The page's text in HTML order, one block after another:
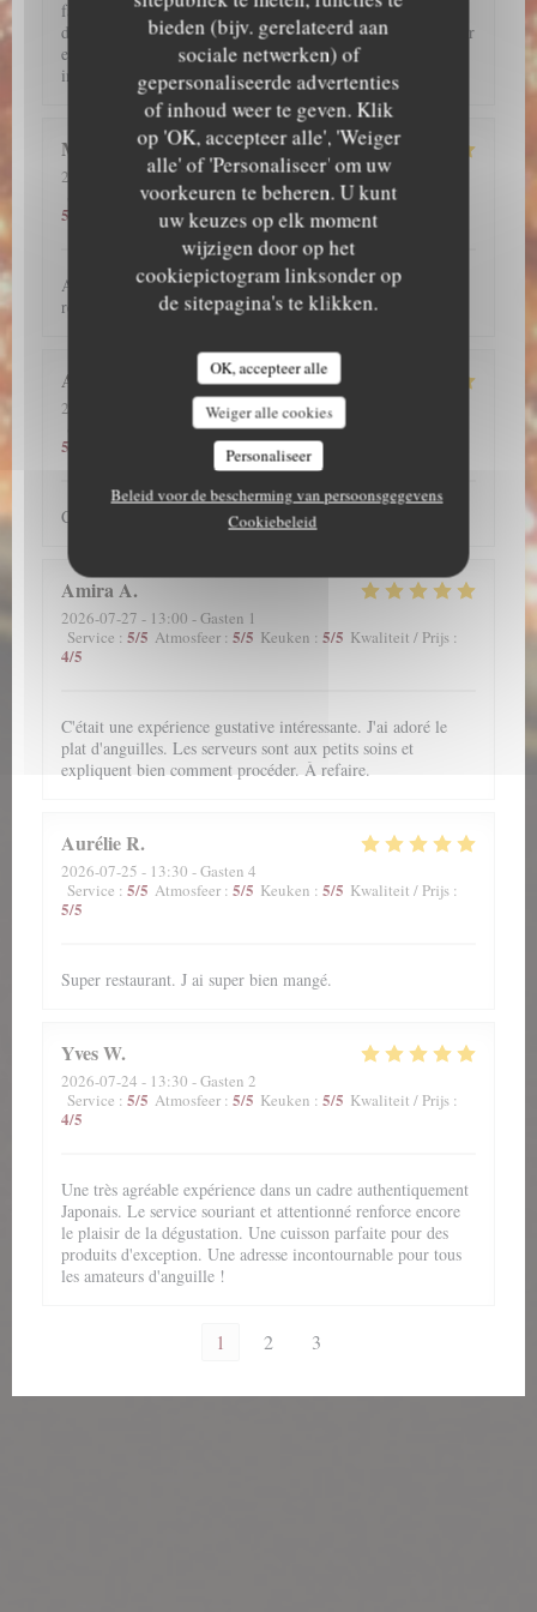
bieden (bijv. gerelateerd aan
sociale netwerken) of
gepersonaliseerde advertenties
of inhoud weer te geven. Klik
op 'OK, accepteer alle', 'Weiger
alle' of 'Personaliseer' om uw
voorkeuren te beheren. U kunt
uw keuzes op elk moment
wijzigen door op het
cookiepictogram linksonder op
de sitepagina's te klikken.
OK, accepteer alle
Weiger alle cookies
Personaliseer
Beleid voor de bescherming van persoonsgegevens
Cookiebeleid
fallait absolument que je teste ce restaurant et je ne suis pas
déçu !!! J'ai hâte d'y retourner !! Par ailleurs, j'ai pu réserver
en ligne. L'accueil et le service de l'ensemble de l'équipe est
impeccable !!
Megane A
2026-07-28
- 19:30 - Gasten 2
/5 Atmosfeer:5 /5 Keuken:5/5 Kwaliteit / Prijs
5
Accueil souriant. Service parfait. Plats excellents. Je
recommande vivement.
Atsuko
2026-07-24
- 19:00 - Gasten 2
Atmosfeer:5/5 Keuken:5/5
5
C'est le meilleur restaurant japonais de Paris.
AmiraA
2026-07-27 - 13:00 - Gasten 1
Service : 5/5 Atmosfeer : 5/5 Keuken : 5/5 Kwaliteit / Prijs :
4/5
C'était une expérience gustative intéressante. J'ai adoré le
plat d'anguilles. Les serveurs sont aux petits soins et
expliquent bien comment procéder. À refaire.
AurélieR
2026-07-25 - 13:30 - Gasten 4
Service : 5/5 Atmosfeer : 5/5 Keuken : 5/5 Kwaliteit / Prijs :
5/5
Super restaurant. J ai super bien mangé.
YvesW
2026-07-24 - 13:30 - Gasten 2
Service : 5/5 Atmosfeer : 5/5 Keuken : 5/5 Kwaliteit / Prijs :
4/5
Une très agréable expérience dans un cadre authentiquement
Japonais. Le service souriant et attentionné renforce encore
le plaisir de la dégustation. Une cuisson parfaite pour des
produits d'exception. Une adresse incontournable pour tous
les amateurs d'anguille !
1 2 3